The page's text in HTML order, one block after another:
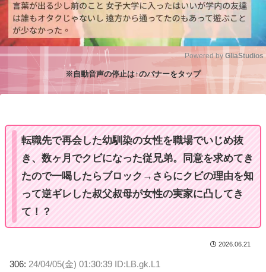
M
Powered by GliaStudios
※自動音声の停止は↑のバナーをタップ
転職先で再会した幼馴染の女性を職場でいじめ抜
き、数ヶ月でクビになった従兄弟。同意を求めてき
たので一喝したらブロック→さらにクビの理由を知
って逆ギレした叔父叔母が女性の実家に凸してき
て！？
2026.06.21
306: 24/04/05(金) 01:30:39 ID:LB.gk.L1